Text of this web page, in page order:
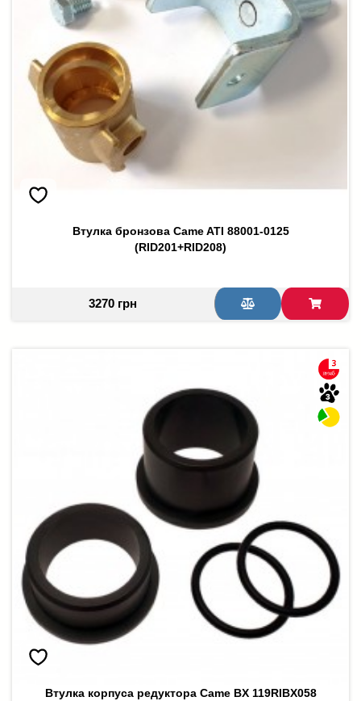
Втулка бронзова Came ATI 88001-0125
(RID201+RID208)
3270 грн
Втулка корпуса редуктора Came BX 119RIBX058